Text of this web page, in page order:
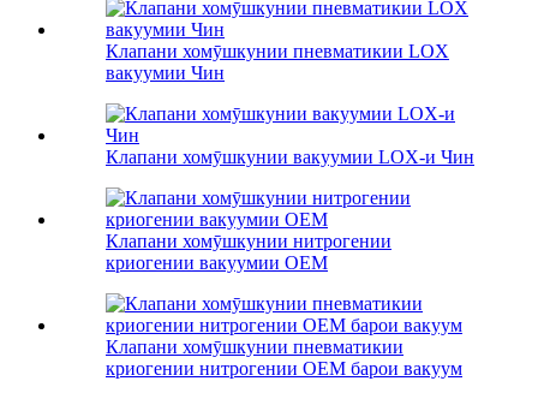
Клапани хомӯшкунии пневматикии LOX
вакуумии Чин
Клапани хомӯшкунии вакуумии LOX-и Чин
Клапани хомӯшкунии нитрогении
криогении вакуумии OEM
Клапани хомӯшкунии пневматикии
криогении нитрогении OEM барои вакуум